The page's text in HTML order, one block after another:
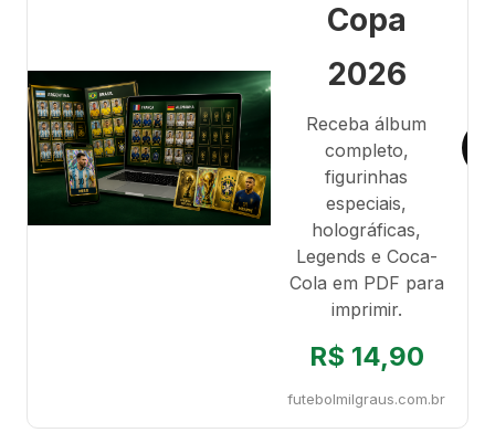
Copa
2026
Receba álbum
completo,
figurinhas
especiais,
holográficas,
Legends e Coca-
Cola em PDF para
imprimir.
R$ 14,90
futebolmilgraus.com.br